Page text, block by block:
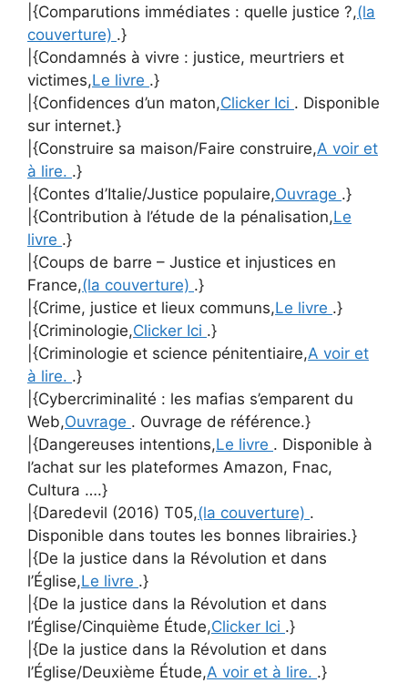
|{Comparutions immédiates : quelle justice ?,(la
couverture) .}
|{Condamnés à vivre : justice, meurtriers et
victimes,Le livre .}
|{Confidences d’un maton,Clicker Ici . Disponible
sur internet.}
|{Construire sa maison/Faire construire,A voir et
à lire. .}
|{Contes d’Italie/Justice populaire,Ouvrage .}
|{Contribution à l’étude de la pénalisation,Le
livre .}
|{Coups de barre – Justice et injustices en
France,(la couverture) .}
|{Crime, justice et lieux communs,Le livre .}
|{Criminologie,Clicker Ici .}
|{Criminologie et science pénitentiaire,A voir et
à lire. .}
|{Cybercriminalité : les mafias s’emparent du
Web,Ouvrage . Ouvrage de référence.}
|{Dangereuses intentions,Le livre . Disponible à
l’achat sur les plateformes Amazon, Fnac,
Cultura ….}
|{Daredevil (2016) T05,(la couverture) .
Disponible dans toutes les bonnes librairies.}
|{De la justice dans la Révolution et dans
l’Église,Le livre .}
|{De la justice dans la Révolution et dans
l’Église/Cinquième Étude,Clicker Ici .}
|{De la justice dans la Révolution et dans
l’Église/Deuxième Étude,A voir et à lire. .}